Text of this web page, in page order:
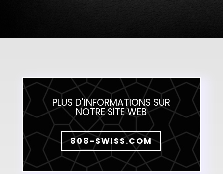
PLUS D'INFORMATIONS SUR
NOTRE SITE WEB
808-SWISS.COM